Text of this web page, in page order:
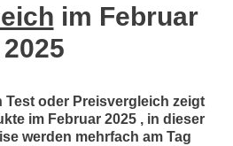
im Februar
2025
Test oder Preisvergleich zeigt
im Februar 2025 , in dieser
werden mehrfach am Tag